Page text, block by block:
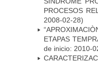
PROCESOS
2008-02-28)
ETAPAS
de inicio: 2010-